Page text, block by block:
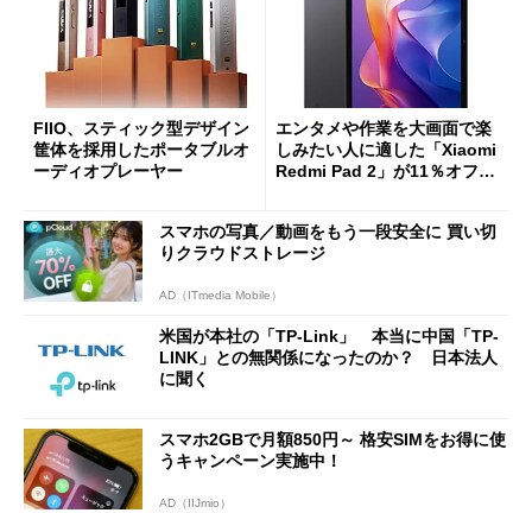
FIIO、スティック型デザイン
筐体を採用したポータブルオ
ーディオプレーヤー
エンタメや作業を大画面で楽
しみたい人に適した「Xiaomi
Redmi Pad 2」が11％オフの
スマホの写真／動画をもう一段安全に 買い切
りクラウドストレージ
AD（ITmedia Mobile）
米国が本社の「TP-Link」 本当に中国「TP-
LINK」との無関係になったのか？ 日本法人
に聞く
スマホ2GBで月額850円～ 格安SIMをお得に使
うキャンペーン実施中！
AD（IIJmio）